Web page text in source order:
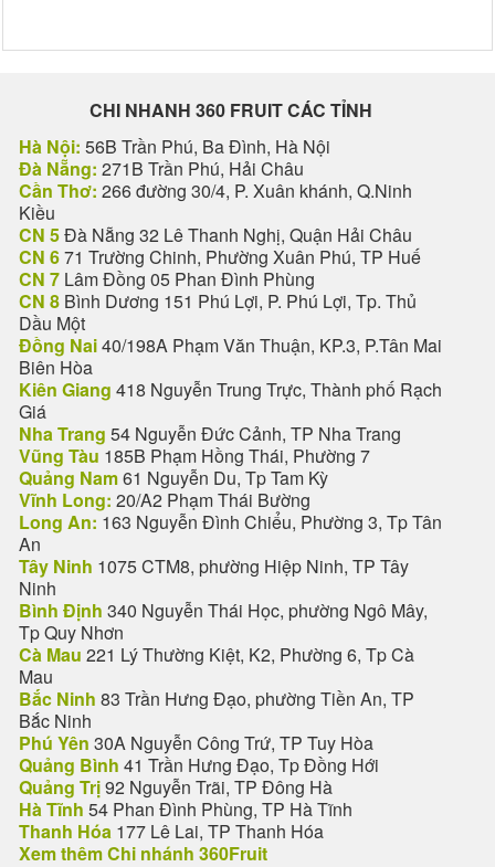
CHI NHANH 360 FRUIT CÁC TỈNH
Hà Nội: 56B Trần Phú, Ba Đình, Hà Nội
Đà Nẵng: 271B Trần Phú, Hải Châu
Cần Thơ: 266 đường 30/4, P. Xuân khánh, Q.Ninh
Kiều
CN 5Đà Nẵng 32 Lê Thanh Nghị, Quận Hải Châu
CN 671 Trường Chinh, Phường Xuân Phú, TP Huế
CN 7 Lâm Đồng 05 Phan Đình Phùng
CN 8 Bình Dương 151 Phú Lợi, P. Phú Lợi, Tp. Thủ
Dầu Một
Đồng Nai40/198A Phạm Văn Thuận, KP.3, P.Tân Mai
Biên Hòa
Kiên Giang 418 Nguyễn Trung Trực, Thành phố Rạch
Giá
Nha Trang 54 Nguyễn Đức Cảnh, TP Nha Trang
Vũng Tàu 185B Phạm Hồng Thái, Phường 7
Quảng Nam61 Nguyễn Du, Tp Tam Kỳ
Vĩnh Long: 20/A2 Phạm Thái Bường
Long An: 163 Nguyễn Đình Chiểu, Phường 3, Tp Tân
An
Tây Ninh 1075 CTM8, phường Hiệp Ninh, TP Tây
Ninh
Bình Định 340 Nguyễn Thái Học, phường Ngô Mây,
Tp Quy Nhơn
Cà Mau 221 Lý Thường Kiệt, K2, Phường 6, Tp Cà
Mau
Bắc Ninh 83 Trần Hưng Đạo, phường Tiền An, TP
Bắc Ninh
Phú Yên 30A Nguyễn Công Trứ, TP Tuy Hòa
Quảng Bình 41 Trần Hưng Đạo, Tp Đồng Hới
Quảng Trị92 Nguyễn Trãi, TP Đông Hà
Hà Tĩnh 54 Phan Đình Phùng, TP Hà Tĩnh
Thanh Hóa 177 Lê Lai, TP Thanh Hóa
Xem thêm Chi nhánh 360Fruit